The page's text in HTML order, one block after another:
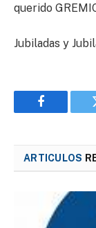
querido
Jubiladas y
Facebook
ARTICULOS